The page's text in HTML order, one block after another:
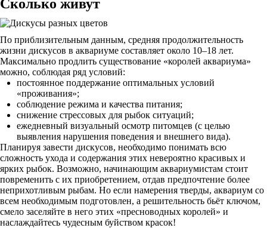
Сколько живут
По приблизительным данным, средняя продолжительность
жизни дискусов в аквариуме составляет около 10–18 лет.
Максимально продлить существование «королей аквариума»
можно, соблюдая ряд условий:
постоянное поддержание оптимальных условий
«проживания»;
соблюдение режима и качества питания;
снижение стрессовых для рыбок ситуаций;
ежедневный визуальный осмотр питомцев (с целью
выявления нарушения поведения и внешнего вида).
Планируя завести дискусов, необходимо понимать всю
сложность ухода и содержания этих невероятно красивых и
ярких рыбок. Возможно, начинающим аквариумистам стоит
повременить с их приобретением, отдав предпочтение более
неприхотливым рыбам. Но если намерения тверды, аквариум со
всем необходимым подготовлен, а решительность бьёт ключом,
смело заселяйте в него этих «пресноводных королей» и
наслаждайтесь чудесным буйством красок!